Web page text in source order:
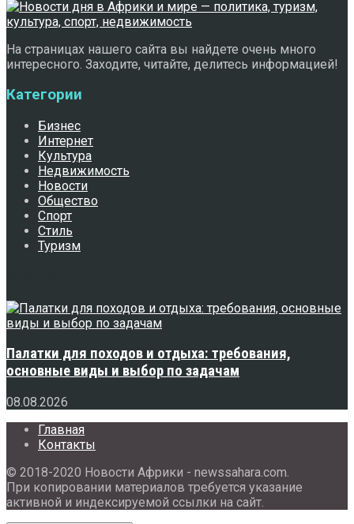
На страницах нашего сайта вы найдете очень много
интересного. Заходите, читайте, делитесь информацией!
Категории
Бизнес
Интернет
Культура
Недвижимость
Новости
Общество
Спорт
Стиль
Туризм
Палатки для походов и отдыха: требования,
основные виды и выбор по задачам
08.08.2026
Главная
Контакты
© 2018-2020 Новости Африки - newssahara.com.
При копировании материалов требуется указание
активной и индексируемой ссылки на сайт.